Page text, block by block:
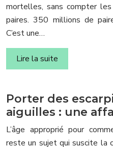
mortelles, sans compter
paires. 350 millions de
C’est une…
Lire la suite
Porter des
aiguilles : une
L’âge approprié pour
reste un sujet qui suscite la